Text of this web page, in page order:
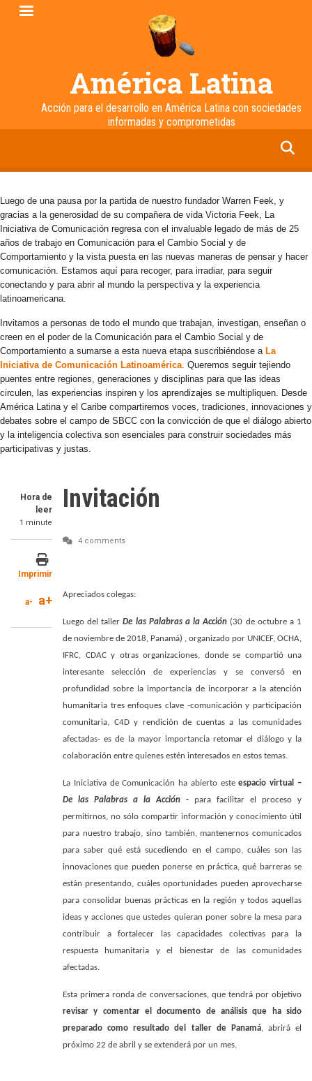
Pasar
América Latina
Acción para el desarrollo en América Latina con sociedades
informadas y comprometidas
Luego de una pausa por la partida de nuestro fundador Warren Feek, y
gracias a la generosidad de su compañera de vida Victoria Feek, La
Iniciativa de Comunicación regresa con el invaluable legado de más de 25
años de trabajo en Comunicación para el Cambio Social y de
Comportamiento y la vista puesta en las nuevas maneras de pensar y hacer
comunicación. Estamos aquí para recoger, para irradiar, para seguir
conectando y para abrir al mundo la perspectiva y la experiencia
latinoamericana.
Invitamos a personas de todo el mundo que trabajan, investigan, enseñan o
creen en el poder de la Comunicación para el Cambio Social y de
Comportamiento a sumarse a esta nueva etapa suscribiéndose a La
Iniciativa de Comunicación Latinoamérica. Queremos seguir tejiendo
puentes entre regiones, generaciones y disciplinas para que las ideas
circulen, las experiencias inspiren y los aprendizajes se multipliquen. Desde
América Latina y el Caribe compartiremos voces, tradiciones, innovaciones y
debates sobre el campo de SBCC con la convicción de que el diálogo abierto
y la inteligencia colectiva son esenciales para construir sociedades más
participativas y justas.
Hora de
leer
1 minute
Imprimir
a- a+
Invitación
4 comments
Apreciados colegas:
Luego del tallerDe las Palabras a la Acción (30 de octubre a 1
de noviembre de 2018, Panamá) , organizado por UNICEF, OCHA,
IFRC, CDAC y otras organizaciones, donde se compartió una
interesante selección de experiencias y se conversó en
profundidad sobre la importancia de incorporar a la atención
humanitaria tres enfoques clave -comunicación y participación
comunitaria, C4D y rendición de cuentas a las comunidades
afectadas- es de la mayor importancia retomar el diálogo y la
colaboración entre quienes estén interesados en estos temas.
La Iniciativa de Comunicación ha abierto esteespacio virtual –
De las Palabras a la Acción - para facilitar el proceso y
permitirnos, no sólo compartir información y conocimiento útil
para nuestro trabajo, sino también, mantenernos comunicados
para saber qué está sucediendo en el campo, cuáles son las
innovaciones que pueden ponerse en práctica, qué barreras se
están presentando, cuáles oportunidades pueden aprovecharse
para consolidar buenas prácticas en la región y todos aquellas
ideas y acciones que ustedes quieran poner sobre la mesa para
contribuir a fortalecer las capacidades colectivas para la
respuesta humanitaria y el bienestar de las comunidades
afectadas.
Esta primera ronda de conversaciones, que tendrá por objetivo
revisar y comentar el documento de análisis que ha sido
preparado como resultado del taller de Panamá, abrirá el
próximo 22 de abril y se extenderá por un mes.